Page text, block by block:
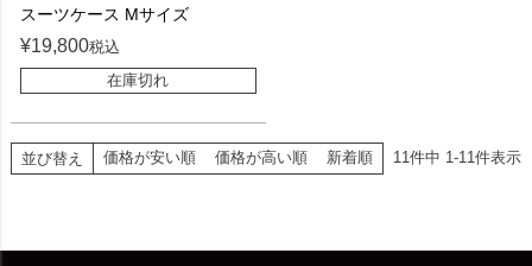
スーツケース Mサイズ
¥19,800税込
在庫切れ
並び替え 価格が安い順 価格が高い順 新着順 11件中 1-11件表示